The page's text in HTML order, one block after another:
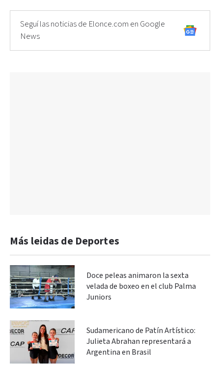
Seguí las noticias de Elonce.com en Google
News
Más leidas de Deportes
Doce peleas animaron la sexta
velada de boxeo en el club Palma
Juniors
Sudamericano de Patín Artístico:
Julieta Abrahan representará a
Argentina en Brasil